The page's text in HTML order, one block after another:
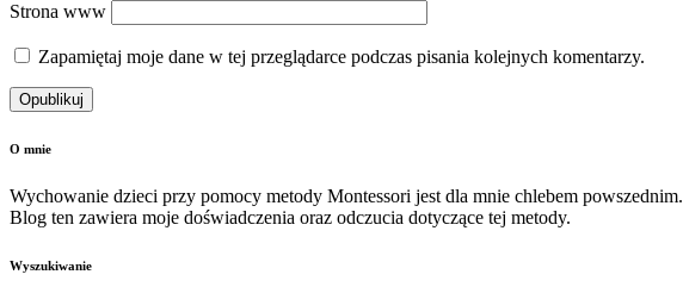
Strona www
Zapamiętaj moje dane w tej przeglądarce podczas pisania kolejnych komentarzy.
O mnie
Wychowanie dzieci przy pomocy metody Montessori jest dla mnie chlebem powszednim.
Blog ten zawiera moje doświadczenia oraz odczucia dotyczące tej metody.
Wyszukiwanie